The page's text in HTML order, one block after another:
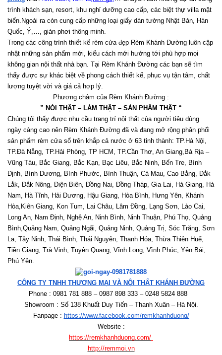
trình khách sạn, resort, khu nghỉ dưỡng cao cấp, các biệt thự villa mặt
biển.Ngoài ra còn cung cấp những loại giấy dán tường Nhật Bản, Hàn
Quốc, Ý,…, giàn phơi thông minh.
Trong các công trình thiết kế rèm cửa đẹp Rèm Khánh Đường luôn cập
nhật những sản phẩm mới, kiểu cách mới hướng tới phù hợp mọi
không gian nội thất nhà bạn. Tại Rèm Khánh Đường các bạn sẽ tìm
thấy được sự khác biệt về phong cách thiết kế, phục vụ tận tâm, chất
lượng tuyệt vời và giá cả hợp lý.
Phương châm của Rèm Khánh Đường :
” NÓI THẬT – LÀM THẬT – SẢN PHẨM THẬT “
Chúng tôi thấy được nhu cầu trang trí nội thất của người tiêu dùng
ngày càng cao nên Rèm Khánh Đường đã và đang mở rộng phân phối
sản phẩm rèm cửa sổ trên khắp cả nước ở 63 tỉnh thành: TP.Hà Nội,
TP.Đà Nẵng, TP.Hải Phòng, TP HCM, TP.Cần Thơ, An Giang,Bà Rịa –
Vũng Tàu, Bắc Giang, Bắc Kạn, Bạc Liêu, Bắc Ninh, Bến Tre, Bình
Định, Bình Dương, Bình Phước, Bình Thuận, Cà Mau, Cao Bằng, Đắk
Lắk, Đắk Nông, Điện Biên, Đồng Nai, Đồng Tháp, Gia Lai, Hà Giang, Hà
Nam, Hà Tĩnh, Hải Dương, Hậu Giang, Hòa Bình, Hưng Yên, Khánh
Hòa,Kiên Giang, Kon Tum, Lai Châu, Lâm Đồng, Lạng Sơn, Lào Cai,
Long An, Nam Định, Nghệ An, Ninh Bình, Ninh Thuận, Phú Thọ, Quảng
Bình,Quảng Nam, Quảng Ngãi, Quảng Ninh, Quảng Trị, Sóc Trăng, Sơn
La, Tây Ninh, Thái Bình, Thái Nguyên, Thanh Hóa, Thừa Thiên Huế,
Tiền Giang, Trà Vinh, Tuyên Quang, Vĩnh Long, Vĩnh Phúc, Yên Bái,
Phú Yên.
CÔNG TY TNHH THƯƠNG MẠI VÀ NỘI THẤT KHÁNH ĐƯỜNG
Phone : 0981 781 888 – 0987 898 333 – 0248 5824 888
Showroom : Số 138 Khuất Duy Tiến – Thanh Xuân – Hà Nội.
Fanpage : https://www.facebook.com/remkhanhduong/
Website :
https://remkhanhduong.com/
http://remmoi.vn